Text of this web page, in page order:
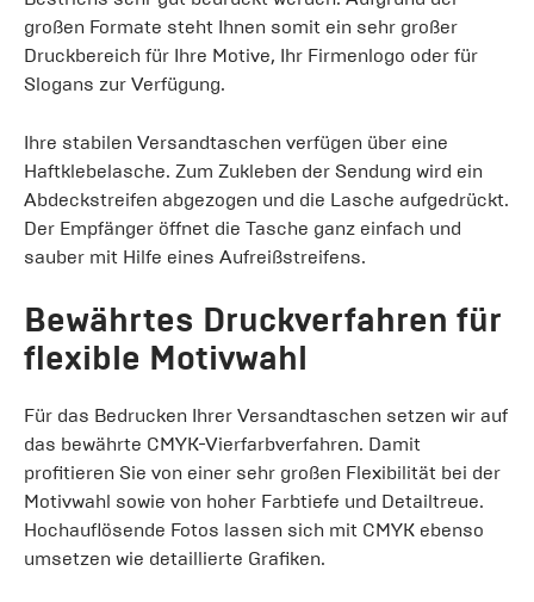
großen Formate steht Ihnen somit ein sehr großer
Druckbereich für Ihre Motive, Ihr Firmenlogo oder für
Slogans zur Verfügung.
Ihre stabilen Versandtaschen verfügen über eine
Haftklebelasche. Zum Zukleben der Sendung wird ein
Abdeckstreifen abgezogen und die Lasche aufgedrückt.
Der Empfänger öffnet die Tasche ganz einfach und
sauber mit Hilfe eines Aufreißstreifens.
Bewährtes Druckverfahren für
flexible Motivwahl
Für das Bedrucken Ihrer Versandtaschen setzen wir auf
das bewährte CMYK-Vierfarbverfahren. Damit
profitieren Sie von einer sehr großen Flexibilität bei der
Motivwahl sowie von hoher Farbtiefe und Detailtreue.
Hochauflösende Fotos lassen sich mit CMYK ebenso
umsetzen wie detaillierte Grafiken.